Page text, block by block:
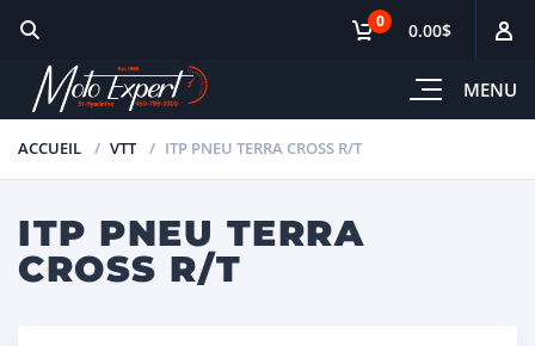
MENU
0 0.00$
ACCUEIL VTT ITP PNEU TERRA CROSS R/T
ITP PNEU TERRA
CROSS R/T